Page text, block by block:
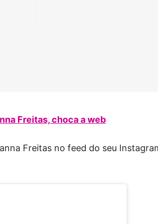
Freitas, choca a web
Freitas no feed do seu